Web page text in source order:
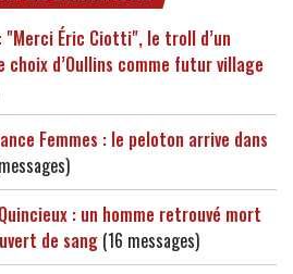
"Merci Éric Ciotti", le troll d’un
choix d’Oullins comme futur village
Femmes : le peloton arrive dans
Quincieux : un homme retrouvé mort
de sang (16 messages)